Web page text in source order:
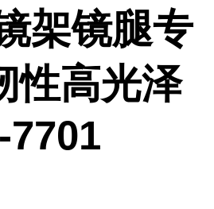
架镜腿专
性高光泽